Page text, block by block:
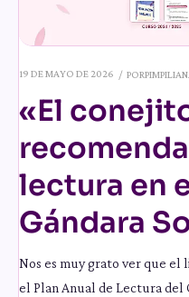
19 DE MAYO DE 2026 POR
«El
lectura en
Gándara
Nos es muy grato ver que
el Plan Anual de Lectura del